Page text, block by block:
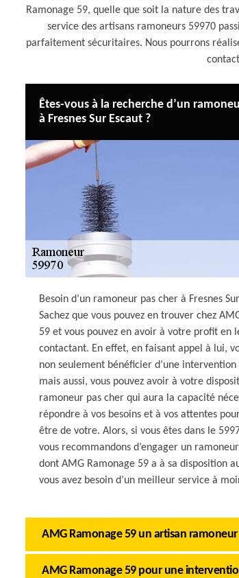
Ramonage 59, quelle que soit la nature des
service des artisans ramoneurs 59970
parfaitement sécuritaires. Nous pourrons
Êtes-vous à la recherche d’un
à Fresnes Sur Escaut ?
Besoin d’un ramoneur pas cher à Fresnes
Sachez que vous pouvez en trouver chez
59 et vous pouvez en avoir à votre profit en
contactant. En effet, en faisant appel à lui,
non seulement bénéficier d’une
mais aussi, vous pouvez avoir à votre
ramoneur pas cher qui aura la capacité
répondre à vos besoins et à vos attentes
être de votre. Alors, si vous êtes dans le
vous recommandons d’engager un
dont AMG Ramonage 59 a à sa disposition
vous avez besoin d’un meilleur service à
AMG Ramonage 59 un artisan ramoneur
AMG Ramonage 59 pour une